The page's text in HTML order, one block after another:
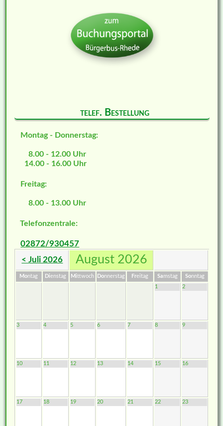
telef. Bestellung
Montag - Donnerstag:
8.00 - 12.00 Uhr
14.00 - 16.00 Uhr
Freitag:
8.00 - 13.00 Uhr
Telefonzentrale:
02872/930457
< Juli 2026 August 2026
Montag Dienstag Mittwoch Donnerstag Freitag Samstag Sonntag
1
2
3 4 5 6 7 8 9
10 11 12 13 14 15 16
17 18 19 20 21 22 23